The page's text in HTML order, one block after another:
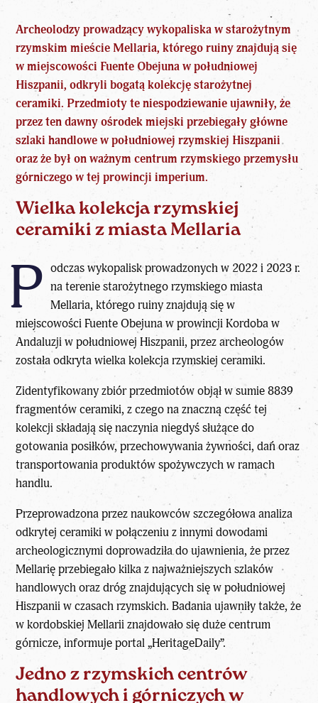
Archeolodzy prowadzący wykopaliska w starożytnym
rzymskim mieście Mellaria, którego ruiny znajdują się
w miejscowości Fuente Obejuna w południowej
Hiszpanii, odkryli bogatą kolekcję starożytnej
ceramiki. Przedmioty te niespodziewanie ujawniły, że
przez ten dawny ośrodek miejski przebiegały główne
szlaki handlowe w południowej rzymskiej Hiszpanii
oraz że był on ważnym centrum rzymskiego przemysłu
górniczego w tej prowincji imperium.
Wielka kolekcja rzymskiej
ceramiki z miasta Mellaria
P odczas wykopalisk prowadzonych w 2022 i 2023 r.
na terenie starożytnego rzymskiego miasta
Mellaria, którego ruiny znajdują się w
miejscowości Fuente Obejuna w prowincji Kordoba w
Andaluzji w południowej Hiszpanii, przez archeologów
została odkryta wielka kolekcja rzymskiej ceramiki.
Zidentyfikowany zbiór przedmiotów objął w sumie 8839
fragmentów ceramiki, z czego na znaczną część tej
kolekcji składają się naczynia niegdyś służące do
gotowania posiłków, przechowywania żywności, dań oraz
transportowania produktów spożywczych w ramach
handlu.
Przeprowadzona przez naukowców szczegółowa analiza
odkrytej ceramiki w połączeniu z innymi dowodami
archeologicznymi doprowadziła do ujawnienia, że przez
Mellarię przebiegało kilka z najważniejszych szlaków
handlowych oraz dróg znajdujących się w południowej
Hiszpaniiw czasach rzymskich. Badania ujawniły także, że
w kordobskiej Mellarii znajdowało się duże centrum
górnicze, informuje portal „HeritageDaily”.
Jedno z rzymskich centrów
handlowych i górniczych w